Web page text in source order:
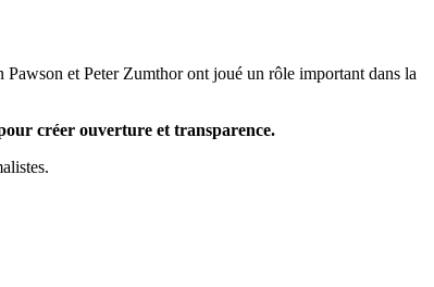
et Peter Zumthor ont joué un rôle important dans la
créer ouverture et transparence.